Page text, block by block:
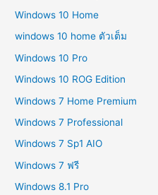
Windows 10 Home
windows 10 home ตัวเต็ม
Windows 10 Pro
Windows 10 ROG Edition
Windows 7 Home Premium
Windows 7 Professional
Windows 7 Sp1 AIO
Windows 7 ฟรี
Windows 8.1 Pro